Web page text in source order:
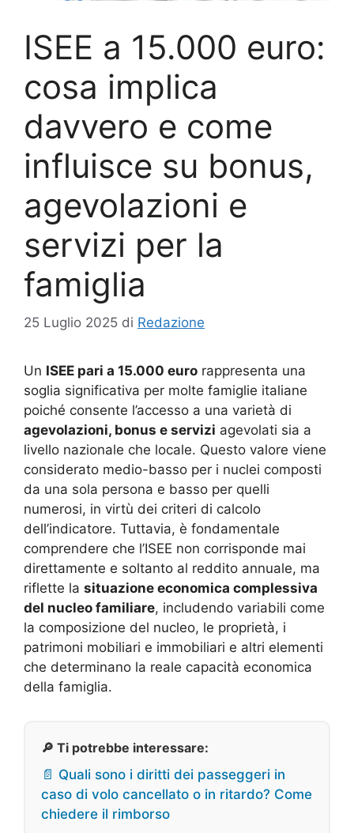
ISEE a 15.000 euro:
cosa implica
davvero e come
influisce su bonus,
agevolazioni e
servizi per la
famiglia
25 Luglio 2025 di Redazione
Un ISEE pari a 15.000 euro rappresenta una
soglia significativa per molte famiglie italiane
poiché consente l’accesso a una varietà di
agevolazioni, bonus e servizi agevolati sia a
livello nazionale che locale. Questo valore viene
considerato medio-basso per i nuclei composti
da una sola persona e basso per quelli
numerosi, in virtù dei criteri di calcolo
dell’indicatore. Tuttavia, è fondamentale
comprendere che l’ISEE non corrisponde mai
direttamente e soltanto al reddito annuale, ma
riflette la situazione economica complessiva
del nucleo familiare, includendo variabili come
la composizione del nucleo, le proprietà, i
patrimoni mobiliari e immobiliari e altri elementi
che determinano la reale capacità economica
della famiglia.
🔎 Ti potrebbe interessare:
📄 Quali sono i diritti dei passeggeri in
caso di volo cancellato o in ritardo? Come
chiedere il rimborso